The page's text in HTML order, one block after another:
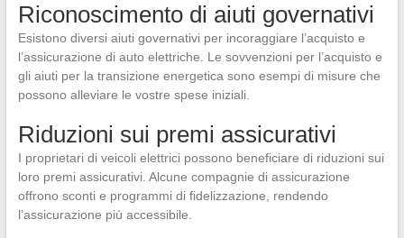
Riconoscimento di aiuti governativi
Esistono diversi aiuti governativi per incoraggiare l’acquisto e
l’assicurazione di auto elettriche. Le sovvenzioni per l’acquisto e
gli aiuti per la transizione energetica sono esempi di misure che
possono alleviare le vostre spese iniziali.
Riduzioni sui premi assicurativi
I proprietari di veicoli elettrici possono beneficiare di riduzioni sui
loro premi assicurativi. Alcune compagnie di assicurazione
offrono sconti e programmi di fidelizzazione, rendendo
l’assicurazione più accessibile.